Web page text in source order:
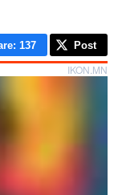
: 137 Post
IKON.MN